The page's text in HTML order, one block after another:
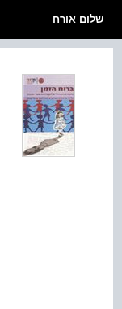
שלום אורח